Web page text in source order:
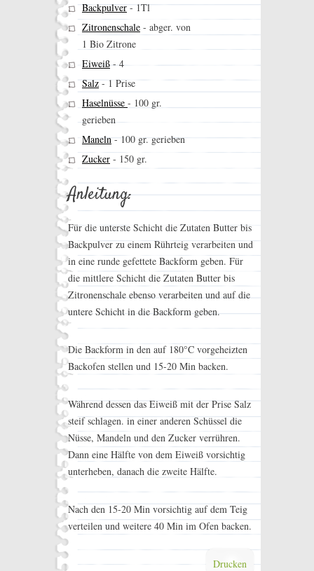
Backpulver-1Tl
Zitronenschale- abger. von
1 Bio Zitrone
Eiweiß- 4
Salz- 1 Prise
Haselnüsse - 100 gr.
gerieben
Maneln-100 gr. gerieben
Zucker- 150 gr.
Anleitung:
Für die unterste Schicht die Zutaten Butter bis
Backpulver zu einem Rührteig verarbeiten und
in eine runde gefettete Backform geben. Für
die mittlere Schicht die Zutaten Butter bis
Zitronenschale ebenso verarbeiten und auf die
untere Schicht in die Backform geben.
Die Backform in den auf 180°C vorgeheizten
Backofen stellen und 15-20 Min backen.
Während dessen das Eiweiß mit der Prise Salz
steif schlagen. in einer anderen Schüssel die
Nüsse, Mandeln und den Zucker verrühren.
Dann eine Hälfte von dem Eiweiß vorsichtig
unterheben, danach die zweite Hälfte.
Nach den 15-20 Min vorsichtig auf dem Teig
verteilen und weitere 40 Min im Ofen backen.
Drucken